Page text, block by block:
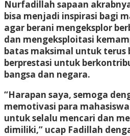
Nurfadillah sapaan
bisa menjadi inspirasi bagi
agar berani mengeksplor
dan mengeksploitasi
batas maksimal untuk terus
berprestasi untuk
bangsa dan negara.
“Harapan saya, semoga
memotivasi para
untuk selalu mencari dan
dimiliki,” ucap Fadillah